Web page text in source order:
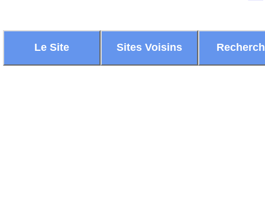
Le Site Sites Voisins